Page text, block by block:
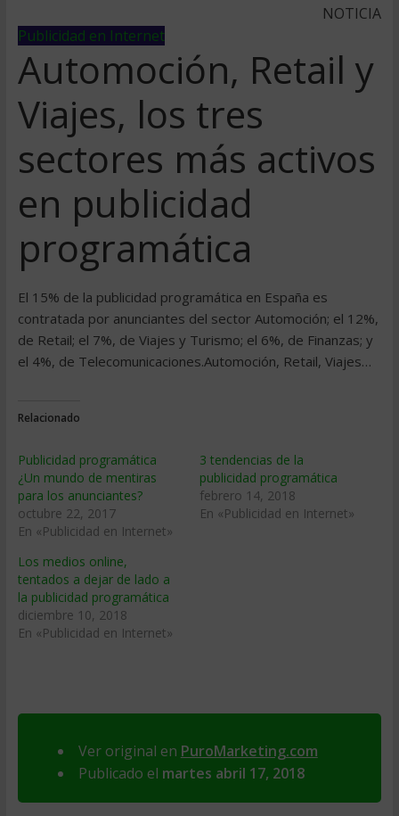
NOTICIA
Publicidad en Internet
Automoción, Retail y
Viajes, los tres
sectores más activos
en publicidad
programática
El 15% de la publicidad programática en España es
contratada por anunciantes del sector Automoción; el 12%,
de Retail; el 7%, de Viajes y Turismo; el 6%, de Finanzas; y
el 4%, de Telecomunicaciones.Automoción, Retail, Viajes…
Relacionado
Publicidad programática
¿Un mundo de mentiras
para los anunciantes?
octubre 22, 2017
En «Publicidad en Internet»
3 tendencias de la
publicidad programática
febrero 14, 2018
En «Publicidad en Internet»
Los medios online,
tentados a dejar de lado a
la publicidad programática
diciembre 10, 2018
En «Publicidad en Internet»
Ver original en PuroMarketing.com
Publicado el martes abril 17, 2018